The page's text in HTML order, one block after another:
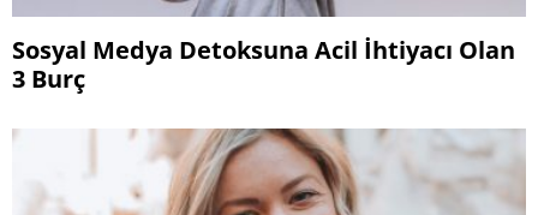
Sosyal Medya Detoksuna Acil İhtiyacı Olan
3 Burç